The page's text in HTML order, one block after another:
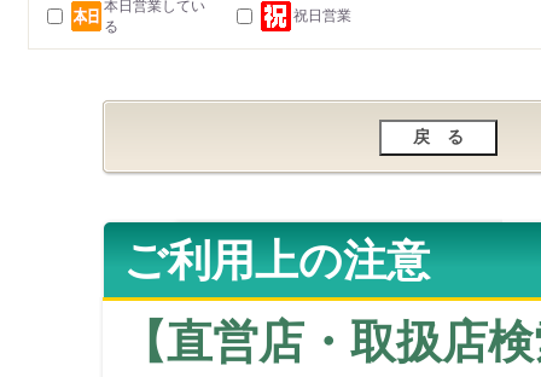
本日営業してい
る
祝日営業
ご利用上の注意
【直営店・取扱店